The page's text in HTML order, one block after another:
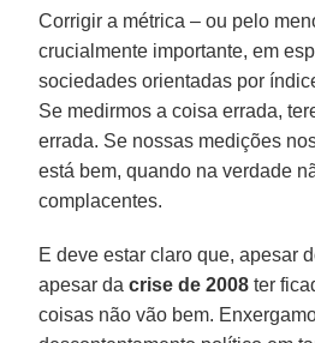
Corrigir a métrica – ou pelo
crucialmente importante, em
sociedades orientadas por
Se medirmos a coisa errada,
errada. Se nossas medições
está bem, quando na verdade
complacentes.
E deve estar claro que, apesar
apesar dacrise de 2008 ter
coisas não vão bem.